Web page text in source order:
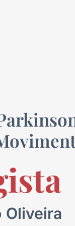
Oliveira